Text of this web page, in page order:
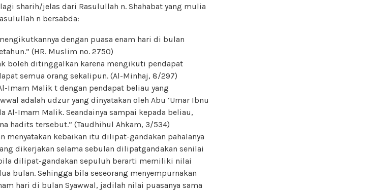
sharih/jelas dari Rasulullah n. Shahabat yang mulia
n bersabda:
dengan puasa enam hari di bulan
(HR. Muslim no. 2750)
boleh ditinggalkan karena mengikuti pendapat
semua orang sekalipun. (Al-Minhaj, 8/297)
Imam Malik t dengan pendapat beliau yang
adalah udzur yang dinyatakan oleh Abu ‘Umar Ibnu
Al-Imam Malik. Seandainya sampai kepada beliau,
hadits tersebut.” (Taudhihul Ahkam, 3/534)
menyatakan kebaikan itu dilipat-gandakan pahalanya
dikerjakan selama sebulan dilipatgandakan senilai
dilipat-gandakan sepuluh berarti memiliki nilai
bulan. Sehingga bila seseorang menyempurnakan
hari di bulan Syawwal, jadilah nilai puasanya sama